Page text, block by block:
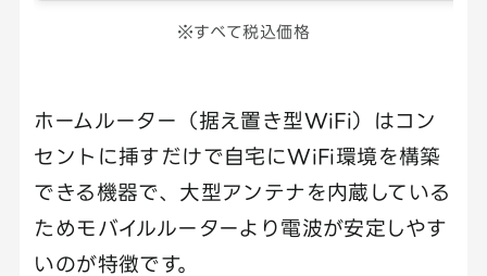
※すべて税込価格
ホームルーター（据え置き型WiFi）はコン
セントに挿すだけで自宅にWiFi環境を構築
できる機器で、大型アンテナを内蔵している
ためモバイルルーターより電波が安定しやす
いのが特徴です。